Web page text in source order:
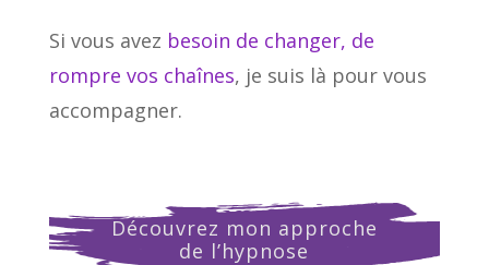
Si vous avez besoin de changer, de
rompre vos chaînes, je suis là pour vous
accompagner.
Découvrez mon approche
de l’hypnose